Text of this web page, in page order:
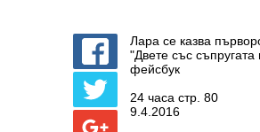
Лара се казва
"Двете със
фейсбук
24 часа стр. 80
9.4.2016